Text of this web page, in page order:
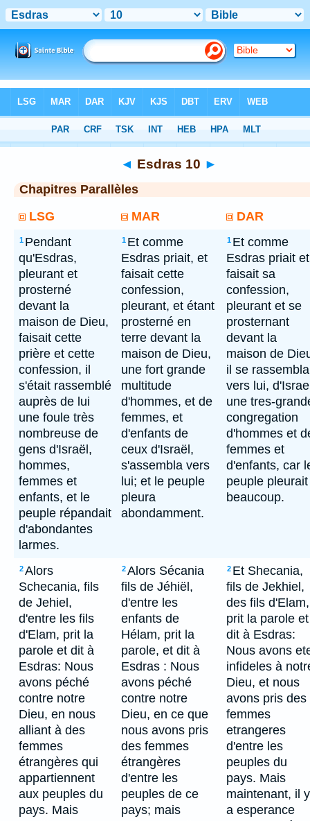
◄ Esdras 10 ►
Chapitres Parallèles
LSG
MAR DAR
1 Pendant
qu'Esdras,
pleurant et
prosterné
devant la
maison de Dieu,
faisait cette
prière et cette
confession, il
s'était rassemblé
auprès de lui
une foule très
nombreuse de
gens d'Israël,
hommes,
femmes et
enfants, et le
peuple répandait
d'abondantes
larmes.
1 Et comme
Esdras priait, et
faisait cette
confession,
pleurant, et étant
prosterné en
terre devant la
maison de Dieu,
une fort grande
multitude
d'hommes, et de
femmes, et
d'enfants de
ceux d'Israël,
s'assembla vers
lui; et le peuple
pleura
abondamment.
1 Et comme
Esdras priait et
faisait sa
confession,
pleurant et se
prosternant
devant la
maison de
il se rassembla
vers lui,
une tres-
congregation
d'hommes et
femmes et
d'enfants, car
peuple pleurait
beaucoup.
2Alors
Schecania, fils
de Jehiel,
d'entre les fils
d'Elam, prit la
parole et dit à
Esdras: Nous
avons péché
contre notre
Dieu, en nous
alliant à des
femmes
étrangères qui
appartiennent
aux peuples du
pays. Mais
2Alors Sécania
fils de Jéhiël,
d'entre les
enfants de
Hélam, prit la
parole, et dit à
Esdras : Nous
avons péché
contre notre
Dieu, en ce que
nous avons pris
des femmes
étrangères
d'entre les
peuples de ce
pays; mais
2 Et Shecania,
fils de Jekhiel,
des fils d'Elam,
prit la parole et
dit à Esdras:
Nous avons
infideles à
Dieu, et nous
avons pris des
femmes
etrangeres
d'entre les
peuples du
pays. Mais
maintenant, il y
a esperance